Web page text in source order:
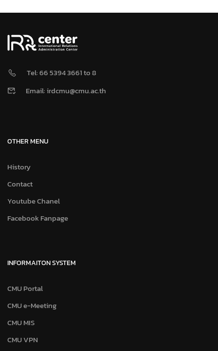
Tel: 66 5394 3661 to 8
Email: irdcmu@cmu.ac.th
OTHER MENU
History
Contact
Youtube Chanel
Facebook Fanpage
INFORMAITON SYSTEM
CMU Portal
CMU e-Meeting
CMU MIS
CMU VPN